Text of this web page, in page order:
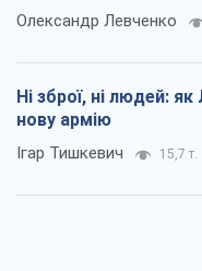
Олександр Левченко
Ні зброї, ні людей:
нову армію
Ігар Тишкевич 15,7 т.